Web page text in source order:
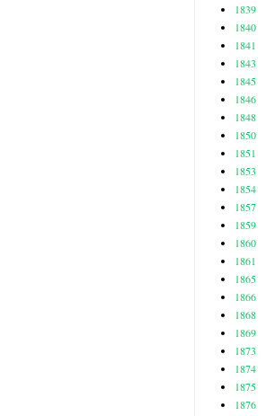
1839
1840
1841
1843
1845
1846
1848
1850
1851
1853
1854
1857
1859
1860
1861
1865
1866
1868
1869
1873
1874
1875
1876